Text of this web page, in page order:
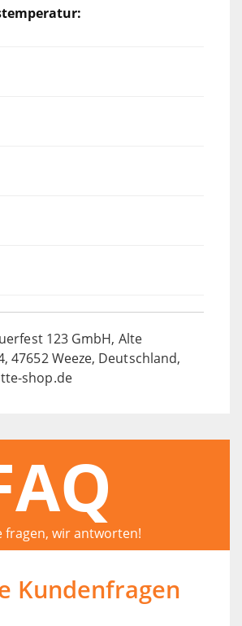
123 GmbH, Alte
47652 Weeze, Deutschland,
shop.de
fragen, wir antworten!
Kundenfragen